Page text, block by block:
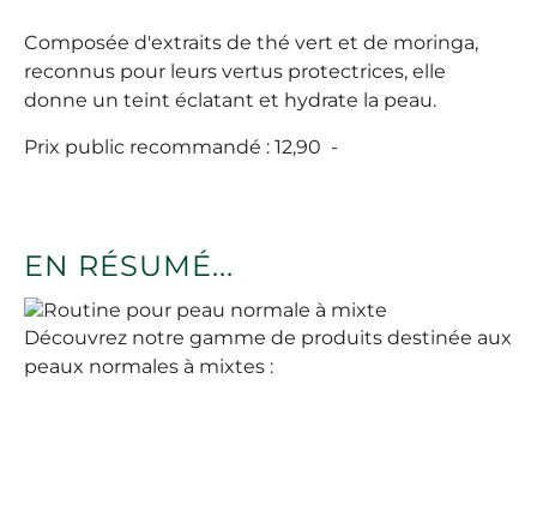
Composée d'extraits de thé vert et de moringa,
reconnus pour leurs vertus protectrices, elle
donne un teint éclatant et hydrate la peau.
Prix public recommandé : 12,90  -
EN RÉSUMÉ...
Découvrez notre gamme de produits destinée aux
peaux normales à mixtes :